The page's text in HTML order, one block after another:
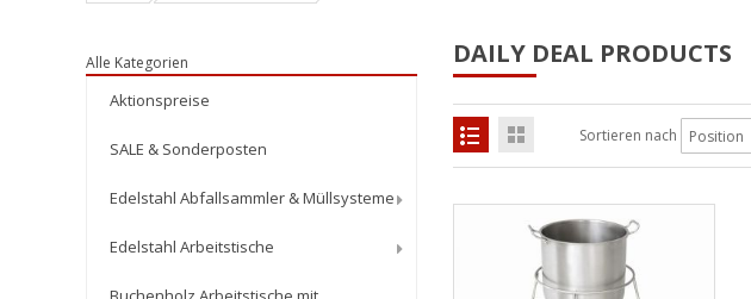
DAILY DEAL PRODUCTS
Sortieren nach
Alle Kategorien
Aktionspreise
SALE & Sonderposten
Edelstahl Abfallsammler & Müllsysteme
Edelstahl Arbeitstische